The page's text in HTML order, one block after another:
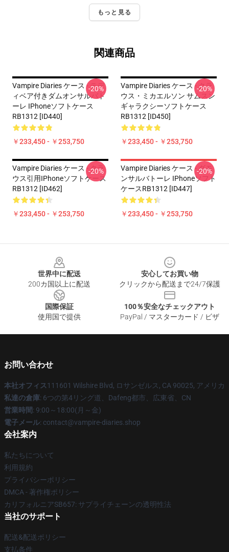
もっと見る
関連商品
Vampire Diaries ケース - テデ
ィベア付きダムオンサルバト
ーレ IPhoneソフトケース
RB1312 [ID440]
￥233,450 - ￥253,750
-20%
Vampire Diaries ケース - クラ
ウス・ミカエルソン サムスン
ギャラクシーソフトケース
RB1312 [ID450]
￥233,450 - ￥253,750
-20%
Vampire Diaries ケース - クラ
ウス引用iPhoneソフトケース
RB1312 [ID462]
￥233,450 - ￥253,750
-20%
Vampire Diaries ケース - ダモ
ンサルバトーレ IPhoneソフト
ケースRB1312 [ID447]
￥233,450 - ￥253,750
-20%
世界中に配送
200カ国以上に配送
安心してお買い物
クリックから配送まで24/7保護
国際保証
使用国で提供
100％安全なチェックアウト
PayPal / マスターカード / ビザ
お問い合わせ
本社オフィス111601 Wilshire Blvd, ロサンゼルス, CA 90025, アメリカ
私達の倉庫: 6つの第4リング道、Dafeng都市、広東省、CN
営業時間: 9:00～18:00(月～金)
電子メール: contact@vampire-diaries.shop
会社案内
私たちについて
利用規約
プライバシーポリシー
DMCA - 著作権ポリシー
カリフォルニアSB657: サプライチェーンの透明性法
当社のサポート
配送&配送ポリシー
支払条件